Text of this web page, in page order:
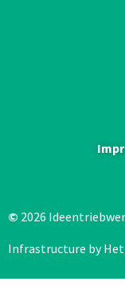
© 2026
Infrastructure by